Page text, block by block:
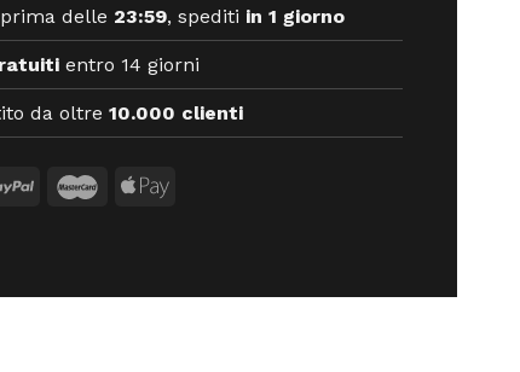
delle 23:59, spediti in 1 giorno
entro 14 giorni
da oltre 10.000 clienti